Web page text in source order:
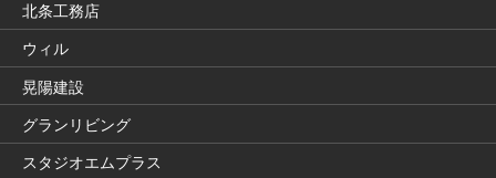
北条工務店
ウィル
晃陽建設
グランリビング
スタジオエムプラス